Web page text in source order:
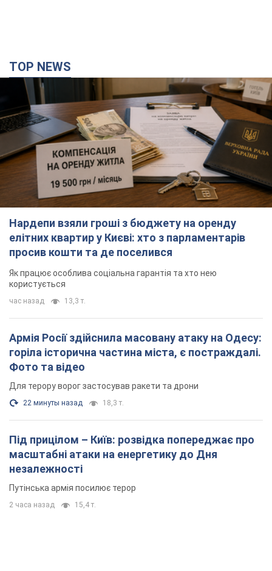
TOP NEWS
Нардепи взяли гроші з бюджету на оренду
елітних квартир у Києві: хто з парламентарів
просив кошти та де поселився
Як працює особлива соціальна гарантія та хто нею
користується
час назад 13,3 т.
Армія Росії здійснила масовану атаку на Одесу:
горіла історична частина міста, є постраждалі.
Фото та відео
Для терору ворог застосував ракети та дрони
22 минуты назад 18,3 т.
Під прицілом – Київ: розвідка попереджає про
масштабні атаки на енергетику до Дня
незалежності
Путінська армія посилює терор
2 часа назад 15,4 т.